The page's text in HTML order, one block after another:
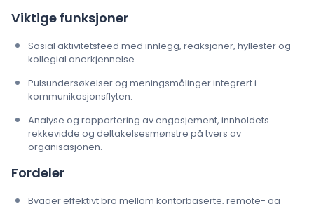
Viktige funksjoner
Sosial aktivitetsfeed med innlegg, reaksjoner, hyllester og
kollegial anerkjennelse.
Pulsundersøkelser og meningsmålinger integrert i
kommunikasjonsflyten.
Analyse og rapportering av engasjement, innholdets
rekkevidde og deltakelsesmønstre på tvers av
organisasjonen.
Fordeler
Bygger effektivt bro mellom kontorbaserte, remote- og